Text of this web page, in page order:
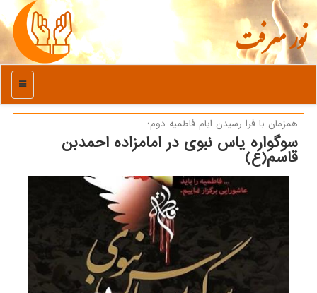
نور معرفت
منو
همزمان با فرا رسیدن ایام فاطمیه دوم؛
سوگواره یاس نبوی در امامزاده احمدبن
قاسم(ع)